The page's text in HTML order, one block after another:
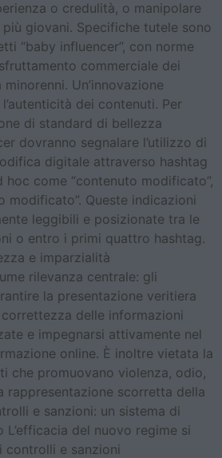
o credulità, o manipolare
giovani. Specifiche tutele sono
“baby influencer”, con norme
commerciale dei
Un’innovazione
dei contenuti. Per
di standard di bellezza
dovranno segnalare l’utilizzo di
digitale attraverso hashtag
come “contenuto modificato”,
modificato”. Queste indicazioni
leggibili e posizionate tra le
o entro i primi quattro hashtag.
e imparzialità
rilevanza centrale: gli
la presentazione veritiera
delle informazioni
e impegnarsi attivamente nel
online. È inoltre vietata la
che promuovano violenza, odio,
rappresentazione scorretta della
e sanzioni: un sistema di
del nuovo regime si
controlli e sanzioni